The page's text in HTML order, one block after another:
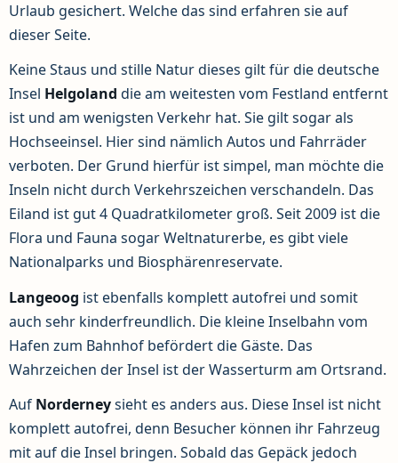
Urlaub gesichert. Welche das sind erfahren sie auf
dieser Seite.
Keine Staus und stille Natur dieses gilt für die deutsche
Insel Helgoland die am weitesten vom Festland entfernt
ist und am wenigsten Verkehr hat. Sie gilt sogar als
Hochseeinsel. Hier sind nämlich Autos und Fahrräder
verboten. Der Grund hierfür ist simpel, man möchte die
Inseln nicht durch Verkehrszeichen verschandeln. Das
Eiland ist gut 4 Quadratkilometer groß. Seit 2009 ist die
Flora und Fauna sogar Weltnaturerbe, es gibt viele
Nationalparks und Biosphärenreservate.
Langeoog ist ebenfalls komplett autofrei und somit
auch sehr kinderfreundlich. Die kleine Inselbahn vom
Hafen zum Bahnhof befördert die Gäste. Das
Wahrzeichen der Insel ist der Wasserturm am Ortsrand.
Auf Norderneysieht es anders aus. Diese Insel ist nicht
komplett autofrei, denn Besucher können ihr Fahrzeug
mit auf die Insel bringen. Sobald das Gepäck jedoch